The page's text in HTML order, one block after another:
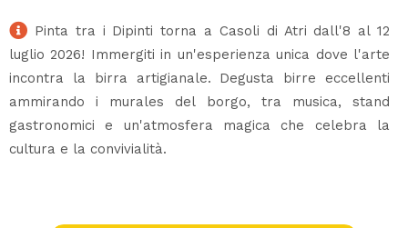
Pinta tra i Dipinti torna a Casoli di Atri dall'8 al 12
luglio 2026! Immergiti in un'esperienza unica dove l'arte
incontra la birra artigianale. Degusta birre eccellenti
ammirando i murales del borgo, tra musica, stand
gastronomici e un'atmosfera magica che celebra la
cultura e la convivialità.